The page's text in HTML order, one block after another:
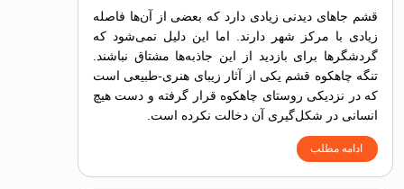
قشم جاهای دیدنی زیادی دارد که بعضی از آن‌ها فاصله
زیادی با مرکز شهر دارند. اما این دلیل نمی‌شود که
گردشگرها برای بازدید از این جاذبه‌ها مشتاق نباشند.
تنگه چاهکوه قشم یکی از آثار زیبای هنری-طبیعی است
که در نزدیکی روستای چاهکوه قرار گرفته و دست هیچ
انسانی در شکل‌گیری آن دخالت نکرده است.
ادامه مطلب